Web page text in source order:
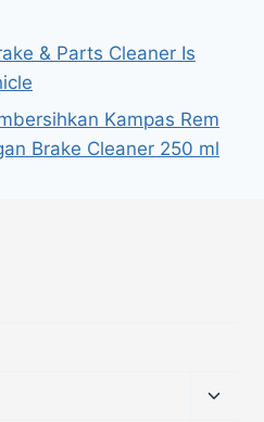
& Parts Cleaner Is
Kampas Rem
Brake Cleaner 250 ml